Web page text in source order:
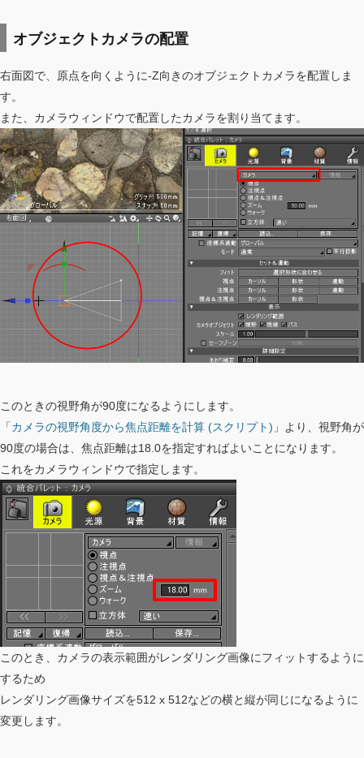
オブジェクトカメラの配置
右面図で、原点を向くように-Z向きのオブジェクトカメラを配置しま
す。
また、カメラウィンドウで配置したカメラを割り当てます。
このときの視野角が90度になるようにします。
「カメラの視野角度から焦点距離を計算 (スクリプト) 」より、視野角が
90度の場合は、焦点距離は18.0を指定すればよいことになります。
これをカメラウィンドウで指定します。
このとき、カメラの表示範囲がレンダリング画像にフィットするように
するため
レンダリング画像サイズを512 x 512などの横と縦が同じになるように
変更します。